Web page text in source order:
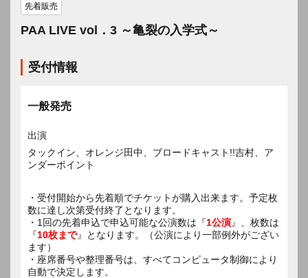
先着販売
PAA LIVE vol．3 ～亀裂の入学式～
受付情報
一般発売
出演
タックイン、オレンジ田中、ブロードキャスト!!吉村、ア
ンダーポイント
・受付開始から先着順でチケットが購入出来ます。予定枚
数に達し次第受付終了となります。
・1回の先着申込で申込可能な公演数は『1公演』、枚数は
『10枚まで』となります。（公演により一部例外がござい
ます）
・座席番号や整理番号は、すべてコンピュータ制御により
自動で決定します。